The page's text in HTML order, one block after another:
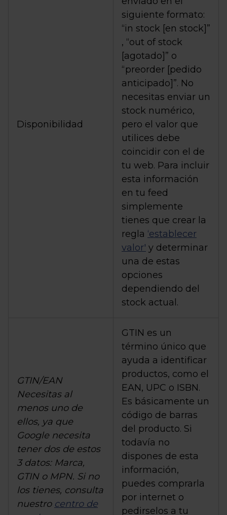
Disponibilidad
siguiente formato:
“in stock [en stock]”
, “out of stock
[agotado]” o
“preorder [pedido
anticipado]”. No
necesitas enviar un
stock numérico,
pero el valor que
utilices debe
coincidir con el de
tu web. Para incluir
esta información
en tu feed
simplemente
tienes que crear la
regla ‘establecer
valor' y determinar
una de estas
opciones
dependiendo del
stock actual.
GTIN/EAN
Necesitas al
menos uno de
ellos, ya que
Google necesita
tener dos de estos
3 datos: Marca,
GTIN o MPN. Si no
los tienes, consulta
nuestro centro de
GTIN es un
término único que
ayuda a identificar
productos, como el
EAN, UPC o ISBN.
Es básicamente un
código de barras
del producto. Si
todavía no
dispones de esta
información,
puedes comprarla
por internet o
pedirselos a tu